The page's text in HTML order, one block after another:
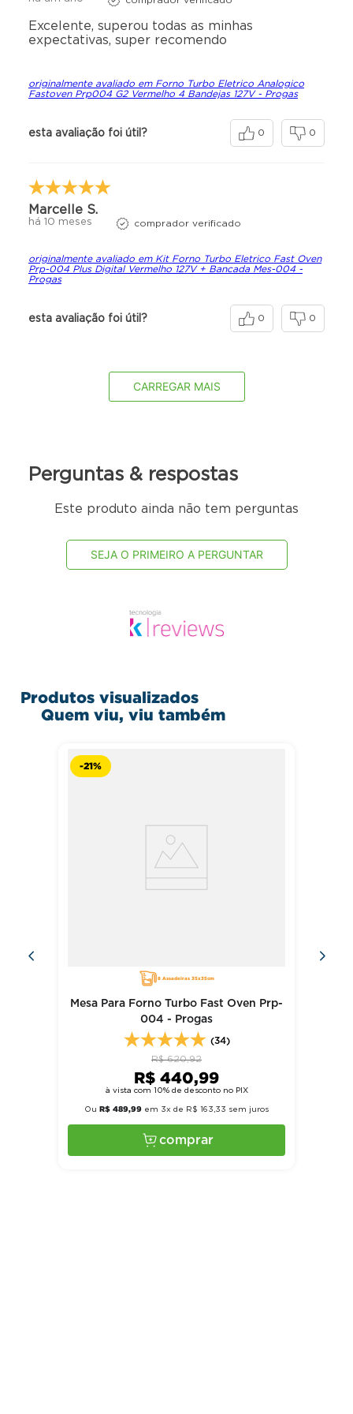
Motorde 1/30cv
Iluminação interna lâmpada
Porta com visor em vidro temperado de 4mm
Isolamento térmico com lã basáltica para evitar
Painel com teclas individuais para acionamento do motor
eficiente
4 bandejas 35x35cm (7cm entre os níveis)
Medidas interna AxLxP: 33cm | 46cm | 37cm
Características Técnicas (mesa bancada):
Tampo em aço inox escovado
Estrutura em aço carbono com pintura epóxi
Espaço interno 35x35x7 útil
Sapatas plásticas
Dimensões do produto:
Altura: 141cm | Largura: 60cm | Profundidade: 66,5cm
Peso: 38 kg
Excelente, superou todas as minhas
expectativas, super recomendo
originalmente avaliado em Forno Turbo Eletrico Analogico
Fastoven Prp004 G2 Vermelho 4 Bandejas 127V - Progas
esta avaliação foi útil? 0 0
Marcelle S.
há 10 meses comprador verificado
originalmente avaliado em Kit Forno Turbo Eletrico Fast Oven
Prp-004 Plus Digital Vermelho 127V + Bancada Mes-004 -
Progas
esta avaliação foi útil? 0 0
CARREGAR MAIS
Perguntas & respostas
Este produto ainda não tem perguntas
SEJA O PRIMEIRO A PERGUNTAR
Produtos visualizados
Quem viu, viu também
-21%
8 Assadeiras 35x35cm
Mesa Para Forno Turbo Fast Oven Prp-
004 - Progas
(34)
R$ 620,92
R$ 440,99
à vista com 10% de desconto no PIX
Ou R$ 489,99 em 3x de R$ 163 ,33 sem juros
comprar